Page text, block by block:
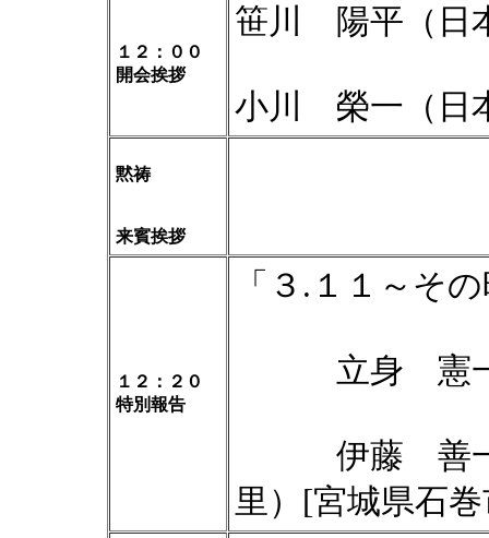
１２：００
開会挨拶
笹川 陽平（日
小川 榮一（日
黙祷
来賓挨拶
１２：２０
特別報告
「３.１１～そ
立身 憲一 [
伊藤 善一
里）[宮城県石